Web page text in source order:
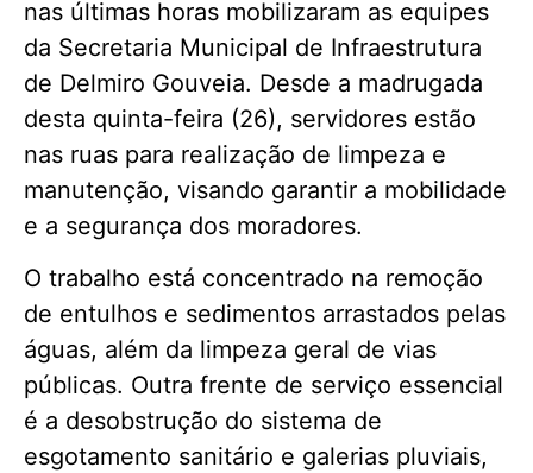
nas últimas horas mobilizaram as equipes
da Secretaria Municipal de Infraestrutura
de Delmiro Gouveia. Desde a madrugada
desta quinta-feira (26), servidores estão
nas ruas para realização de limpeza e
manutenção, visando garantir a mobilidade
e a segurança dos moradores.
O trabalho está concentrado na remoção
de entulhos e sedimentos arrastados pelas
águas, além da limpeza geral de vias
públicas. Outra frente de serviço essencial
é a desobstrução do sistema de
esgotamento sanitário e galerias pluviais,